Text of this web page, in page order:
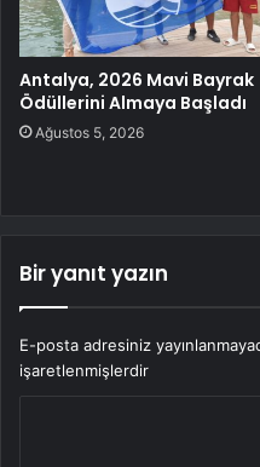
Antalya, 2026 Mavi Bayrak
Ödüllerini Almaya Başladı
Ağustos 5, 2026
Bir yanıt yazın
E-posta adresiniz
işaretlenmişlerdir